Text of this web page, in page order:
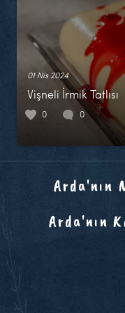
01 Nis 2024
Vişneli İrmik Tatlısı
0 0
Arda'nın
Arda'nın